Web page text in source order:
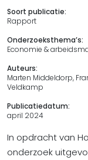
Soort publicatie:
Rapport
Onderzoeksthema’s:
Economie &
Auteurs:
Marten Middeldorp,
Veldkamp
Publicatiedatum:
april 2024
In opdracht van
onderzoek